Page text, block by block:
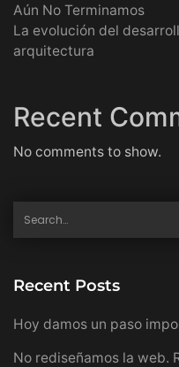
Aún No Terminamos
La evolución del
arquitectura
Recent
No comments to show.
Recent Posts
Hoy damos un paso
No rediseñamos la web.